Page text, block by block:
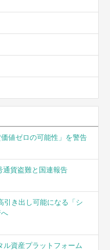
値ゼロの可能性」を警告
通貨盗難と国連報告
引き出し可能になる「シ
ル資産プラットフォーム